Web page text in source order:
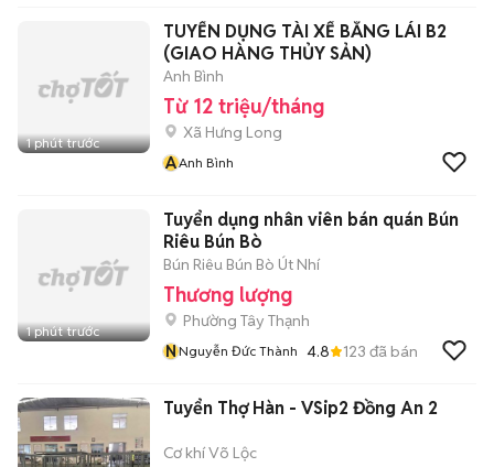
1 phút trước
TUYỂN DỤNG TÀI XẾ BẰNG LÁI B2
(GIAO HÀNG THỦY SẢN)
Anh Bình
Từ 12 triệu/tháng
Xã Hưng Long
AAnh Bình
1 phút trước
Tuyển dụng nhân viên bán quán Bún
Riêu Bún Bò
Bún Riêu Bún Bò Út Nhí
Thương lượng
Phường Tây Thạnh
NNguyễn Đức Thành 4.8 123 đã bán
Tuyển Thợ Hàn - VSip2 Đồng An 2
Cơ khí Võ Lộc